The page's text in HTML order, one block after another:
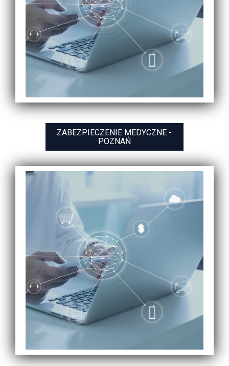
ZABEZPIECZENIE MEDYCZNE -
POZNAŃ